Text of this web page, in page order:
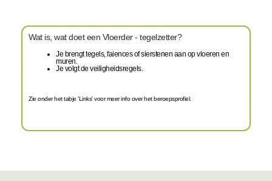
Wat is, wat doet een Vloerder - tegelzetter?
Je brengt tegels, faiences of sierstenen aan op vloeren en
muren.
Je volgt de veiligheidsregels.
Zie onder het tabje 'Links' voor meer info over het beroepsprofiel.